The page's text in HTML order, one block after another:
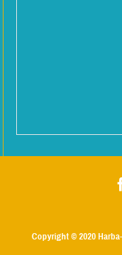
Copyright © 2020